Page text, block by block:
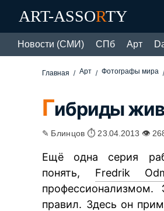
ART-ASSORTY
Новости (СМИ) СПб Арт
Главная Арт Фотографы мира
Гибриды
✎ Блинцов ⏱ 23.04.2013 👁
Ещё одна серия
понять, Fredrik
правил. Здесь он